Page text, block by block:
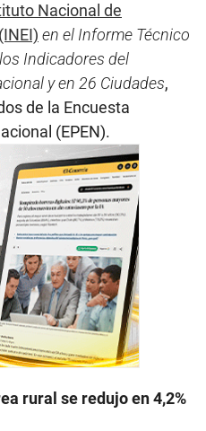
Nacional de
en el Informe Técnico
Indicadores del
y en 26 Ciudades,
de la Encuesta
(EPEN).
rural se redujo en 4,2%